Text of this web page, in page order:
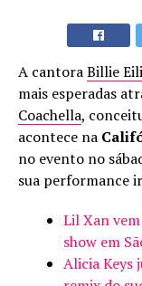
A cantoraBillie
mais esperadas
Coachella,
acontece na
no evento no
sua performance
Lil Xan
show em
Alicia Keys